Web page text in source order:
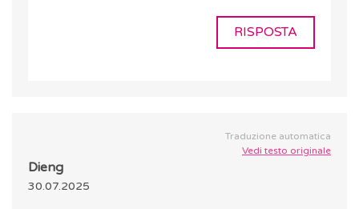
RISPOSTA
Traduzione automatica
Vedi testo originale
Dieng
30.07.2025